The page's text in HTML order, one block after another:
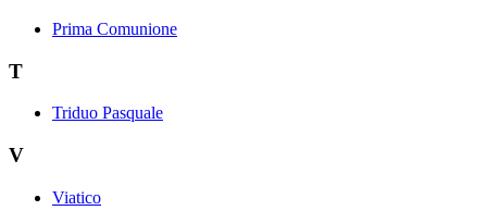
Prima Comunione
T
Triduo Pasquale
V
Viatico